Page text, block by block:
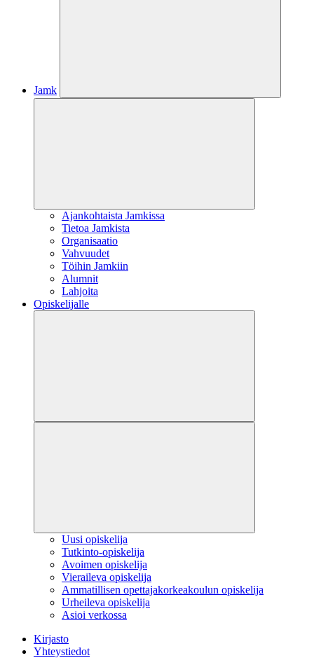
Jamk
Ajankohtaista Jamkissa
Tietoa Jamkista
Organisaatio
Vahvuudet
Töihin Jamkiin
Alumnit
Lahjoita
Opiskelijalle
Uusi opiskelija
Tutkinto-opiskelija
Avoimen opiskelija
Vieraileva opiskelija
Ammatillisen opettajakorkeakoulun opiskelija
Urheileva opiskelija
Asioi verkossa
Kirjasto
Yhteystiedot